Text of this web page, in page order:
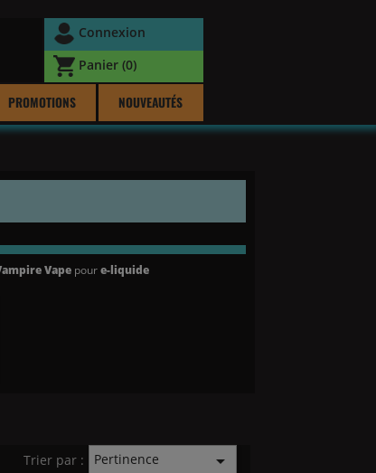
Connexion
Panier (0)
PROMOTIONS NOUVEAUTÉS
Vape poure-liquide
Trier par : Pertinence 